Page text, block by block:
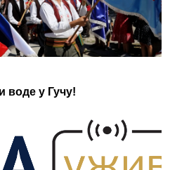
воде у Гучу!